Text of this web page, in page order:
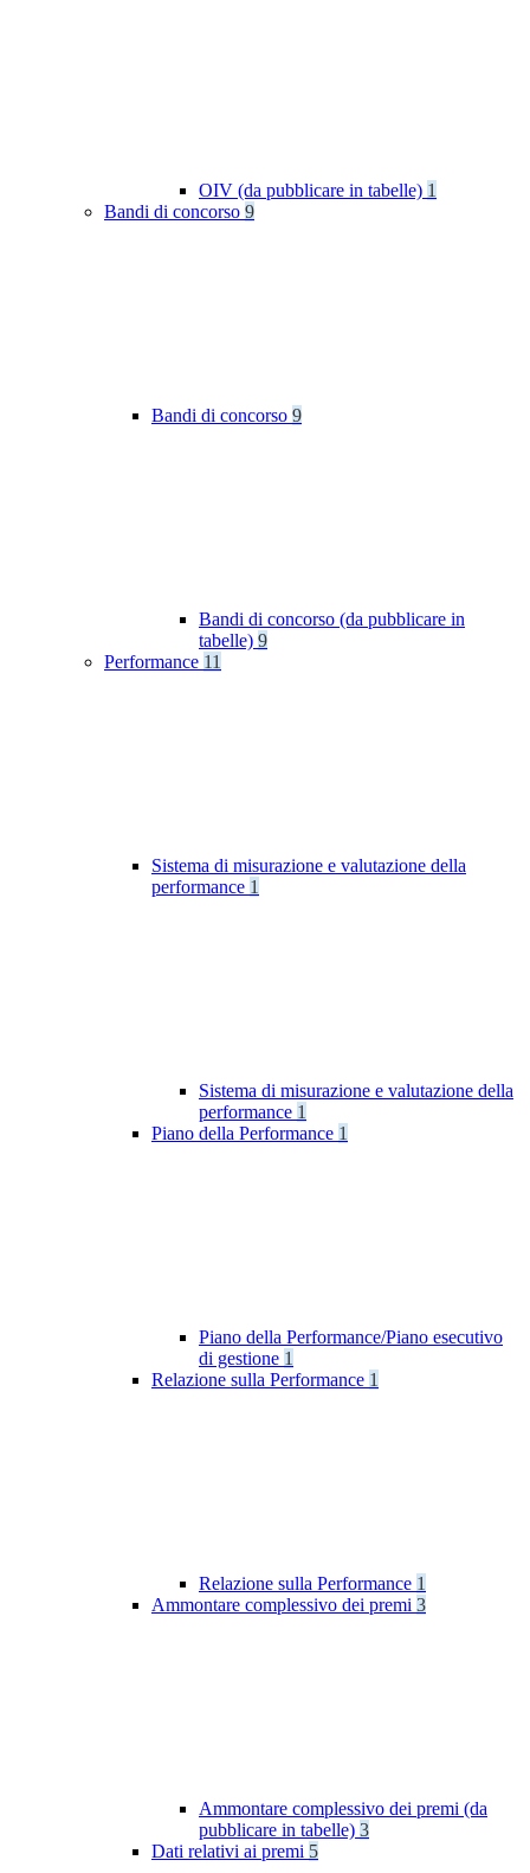
OIV (da pubblicare in tabelle) 1
Bandi di concorso 9
Bandi di concorso 9
Bandi di concorso (da pubblicare in
tabelle) 9
Performance 11
Sistema di misurazione e valutazione della
performance 1
Sistema di misurazione e valutazione della
performance 1
Piano della Performance 1
Piano della Performance/Piano esecutivo
di gestione 1
Relazione sulla Performance 1
Relazione sulla Performance 1
Ammontare complessivo dei premi 3
Ammontare complessivo dei premi (da
pubblicare in tabelle) 3
Dati relativi ai premi 5